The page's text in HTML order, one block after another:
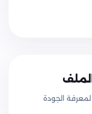
الجودة